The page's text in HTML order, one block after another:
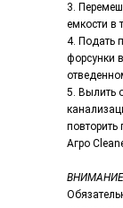
3.
емкости в
4. Подать
форсунки
5. Вылить
Агро